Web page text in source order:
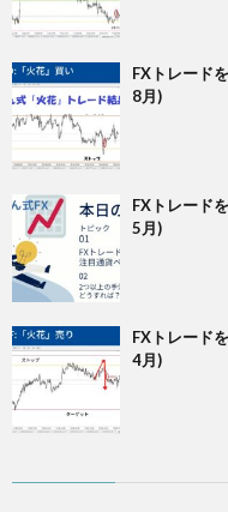
FXトレード
8月)
FXトレード
5月)
FXトレード
4月)